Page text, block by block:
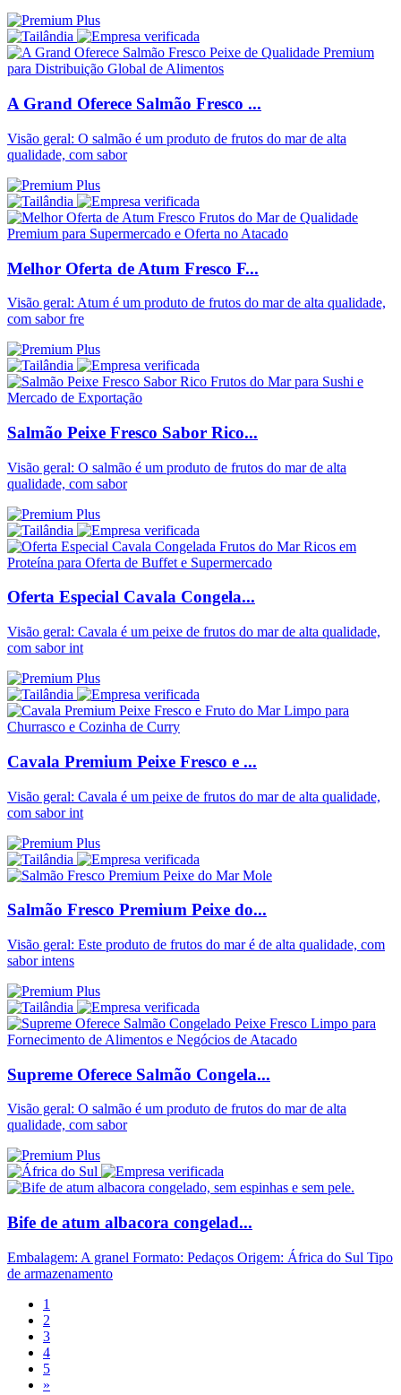
A Grand Oferece Salmão Fresco ...
Visão geral: O salmão é um produto de frutos do mar de alta
qualidade, com sabor
Melhor Oferta de Atum Fresco F...
Visão geral: Atum é um produto de frutos do mar de alta qualidade,
com sabor fre
Salmão Peixe Fresco Sabor Rico...
Visão geral: O salmão é um produto de frutos do mar de alta
qualidade, com sabor
Oferta Especial Cavala Congela...
Visão geral: Cavala é um peixe de frutos do mar de alta qualidade,
com sabor int
Cavala Premium Peixe Fresco e ...
Visão geral: Cavala é um peixe de frutos do mar de alta qualidade,
com sabor int
Salmão Fresco Premium Peixe do...
Visão geral: Este produto de frutos do mar é de alta qualidade, com
sabor intens
Supreme Oferece Salmão Congela...
Visão geral: O salmão é um produto de frutos do mar de alta
qualidade, com sabor
Bife de atum albacora congelad...
Embalagem: A granel Formato: Pedaços Origem: África do Sul Tipo
de armazenamento
1
2
3
4
5
»